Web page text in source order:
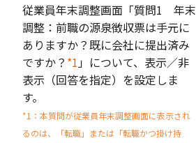
従業員年末調整画面「質問1 年末
調整：前職の源泉徴収票は手元に
ありますか？既に会社に提出済み
ですか？ *1 」について、表示／非
表示（回答を指定）を設定しま
す。
*1：本質問が従業員年末調整画面に表示され
るのは、「転職」または「転職かつ掛け持